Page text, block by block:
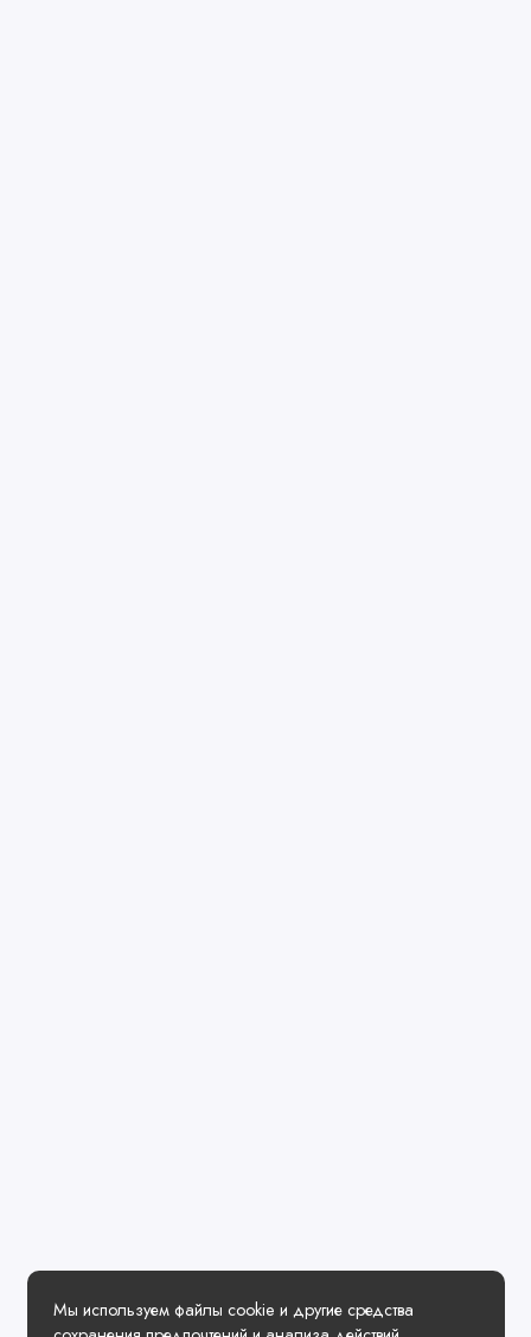
Мы используем файлы cookie и другие средства